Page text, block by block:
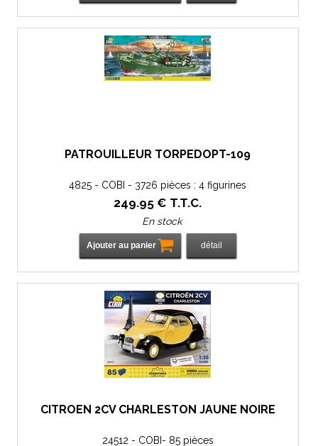
PATROUILLEUR TORPEDOPT-109
4825 - COBI - 3726 pièces : 4 figurines
249.95 € T.T.C.
En stock
CITROËN 2CV CHARLESTON JAUNE NOIRE
24512 - COBI- 85 pièces